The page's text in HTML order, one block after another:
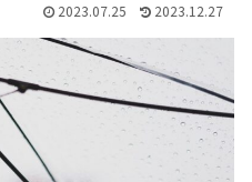
2023.07.25 2023.12.27